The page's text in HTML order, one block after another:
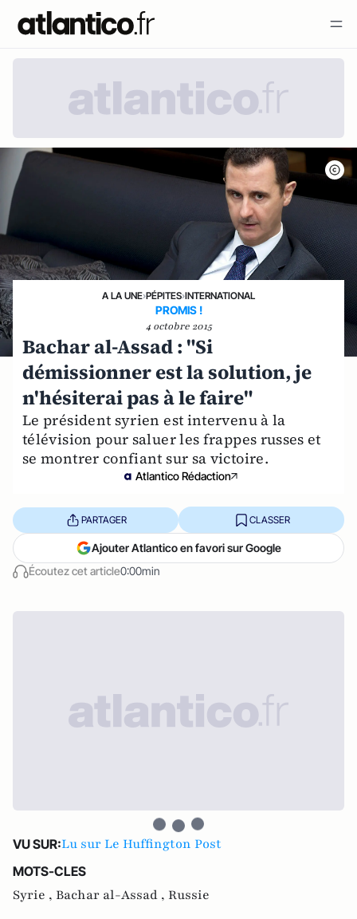
A LA UNE›PÉPITES›INTERNATIONAL
PROMIS !
4 octobre 2015
Bachar al-Assad : "Si
démissionner est la solution, je
n'hésiterai pas à le faire"
Le président syrien est intervenu à la
télévision pour saluer les frappes russes et
se montrer confiant sur sa victoire.
Atlantico Rédaction
Écoutez cet article0:00min
PARTAGER CLASSER
Ajouter Atlantico en favori sur Google
VU SUR:Lu sur Le Huffington Post
MOTS-CLES
Syrie , Bachar al-Assad , Russie